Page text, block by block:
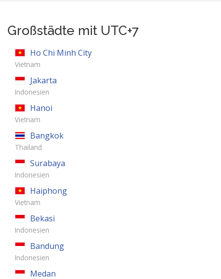
Großstädte mit UTC+7
Ho Chi Minh City
Vietnam
Jakarta
Indonesien
Hanoi
Vietnam
Bangkok
Thailand
Surabaya
Indonesien
Haiphong
Vietnam
Bekasi
Indonesien
Bandung
Indonesien
Medan